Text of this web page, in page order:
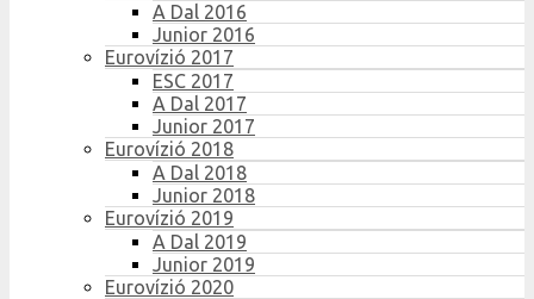
A Dal 2016
Junior 2016
Eurovízió 2017
ESC 2017
A Dal 2017
Junior 2017
Eurovízió 2018
A Dal 2018
Junior 2018
Eurovízió 2019
A Dal 2019
Junior 2019
Eurovízió 2020